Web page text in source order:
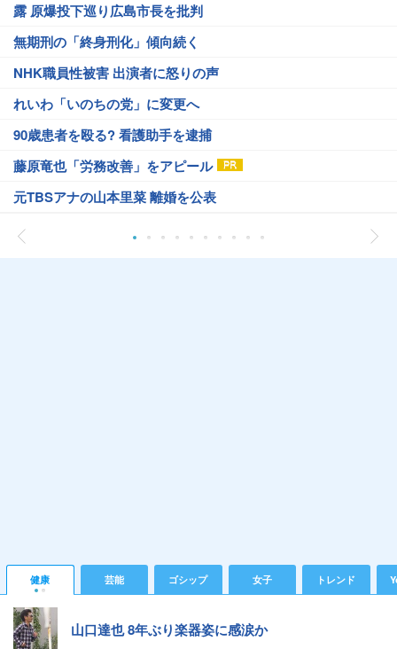
露 原爆投下巡り広島市長を批判
無期刑の「終身刑化」傾向続く
NHK職員性被害 出演者に怒りの声
れいわ「いのちの党」に変更へ
90歳患者を殴る? 看護助手を逮捕
藤原竜也「労務改善」をアピール
元TBSアナの山本里菜 離婚を公表
健康 芸能 ゴシップ 女子 トレンド
山口達也 8年ぶり楽器姿に感涙か